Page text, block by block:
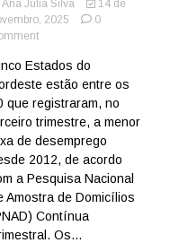
Ana Júlia Silva
14 de
2025
0
on
estados
do
Nordeste
tem
taxa
de
desemprego
registrado
desde
2012;
Estados do
estão entre os
que registraram, no
trimestre, a menor
de desemprego
2012, de acordo
a Pesquisa Nacional
Amostra de Domicílios
Contínua
Os...